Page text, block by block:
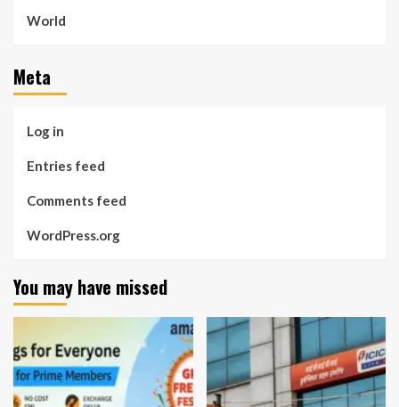
World
Meta
Log in
Entries feed
Comments feed
WordPress.org
You may have missed